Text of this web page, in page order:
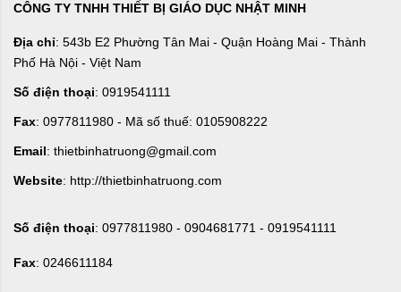
CÔNG TY TNHH THIẾT BỊ GIÁO DỤC NHẬT MINH
Địa chỉ: 543b E2 Phường Tân Mai - Quận Hoàng Mai - Thành
Phố Hà Nội - Việt Nam
Số điện thoại: 0919541111
Fax: 0977811980 - Mã số thuế: 0105908222
Email: thietbinhatruong@gmail.com
Website: http://thietbinhatruong.com
Số điện thoại: 0977811980 - 0904681771 - 0919541111
Fax: 0246611184